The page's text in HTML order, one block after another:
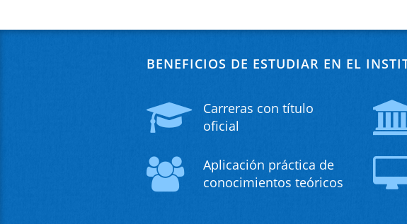
BENEFICIOS DE ESTUDIAR EN EL
Carreras con título
oficial
Aplicación práctica de
conocimientos teóricos